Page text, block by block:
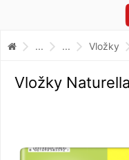
... ... Vložky
Vložky